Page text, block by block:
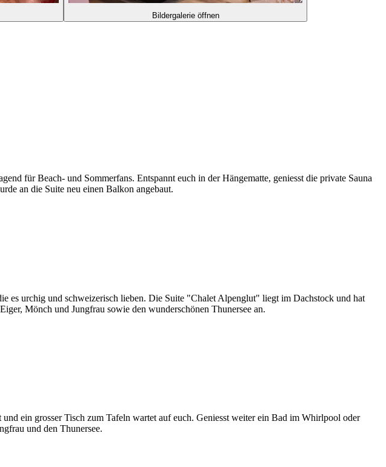
Bildergalerie öffnen
für Beach- und Sommerfans. Entspannt euch in der Hängematte, geniesst die private Sauna
an die Suite neu einen Balkon angebaut.
es urchig und schweizerisch lieben. Die Suite "Chalet Alpenglut" liegt im Dachstock und hat
Mönch und Jungfrau sowie den wunderschönen Thunersee an.
ein grosser Tisch zum Tafeln wartet auf euch. Geniesst weiter ein Bad im Whirlpool oder
und den Thunersee.